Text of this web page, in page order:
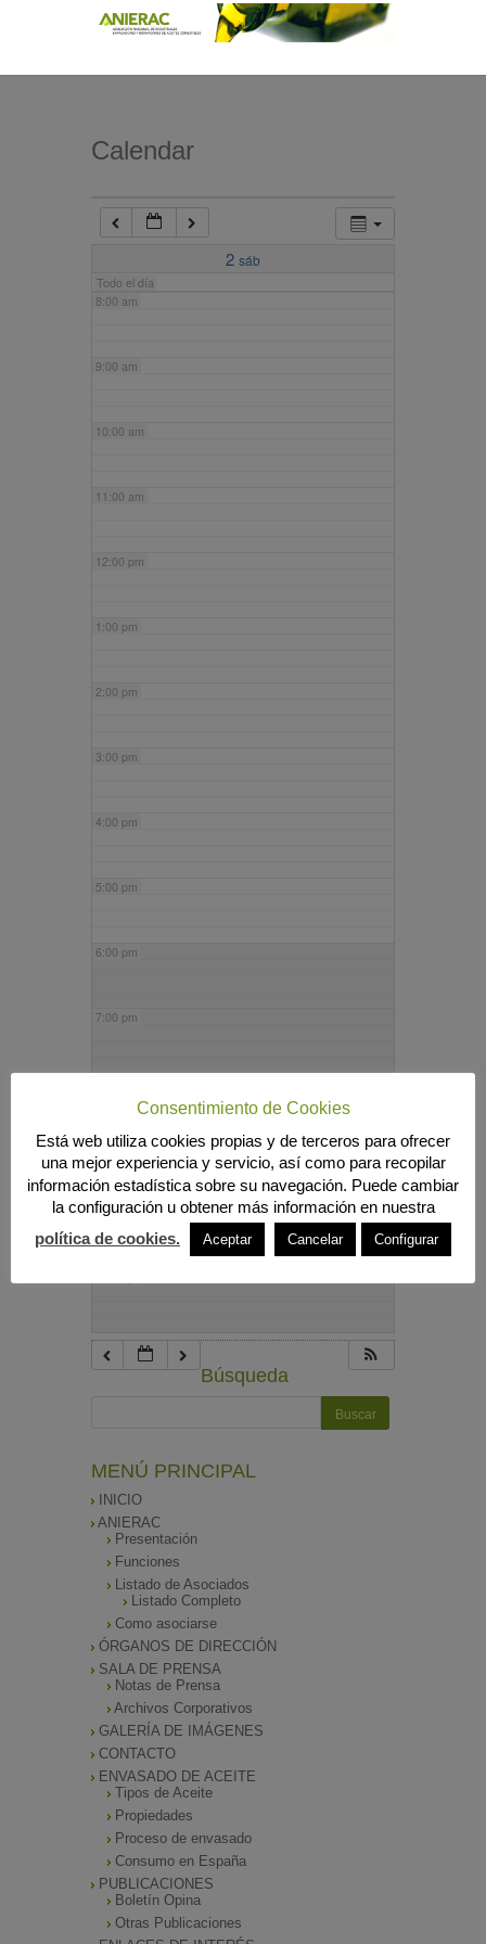
Calendar
2 sáb
Todo el día
7:00 am
8:00 am
9:00 am
10:00 am
11:00 am
12:00 pm
1:00 pm
2:00 pm
3:00 pm
4:00 pm
5:00 pm
6:00 pm
7:00 pm
9:00 pm
10:00 pm
Búsqueda
MENÚ PRINCIPAL
INICIO
ANIERAC
Presentación
Funciones
Listado de Asociados
Listado Completo
Como asociarse
ÓRGANOS DE DIRECCIÓN
SALA DE PRENSA
Notas de Prensa
Archivos Corporativos
GALERÍA DE IMÁGENES
CONTACTO
ENVASADO DE ACEITE
Tipos de Aceite
Propiedades
Proceso de envasado
Consumo en España
PUBLICACIONES
Boletín Opina
Otras Publicaciones
Consentimiento de Cookies
Está web utiliza cookies propias y de terceros para ofrecer
una mejor experiencia y servicio, así como para recopilar
información estadística sobre su navegación. Puede cambiar
la configuración u obtener más información en nuestra
política de cookies.
Aceptar Cancelar Configurar